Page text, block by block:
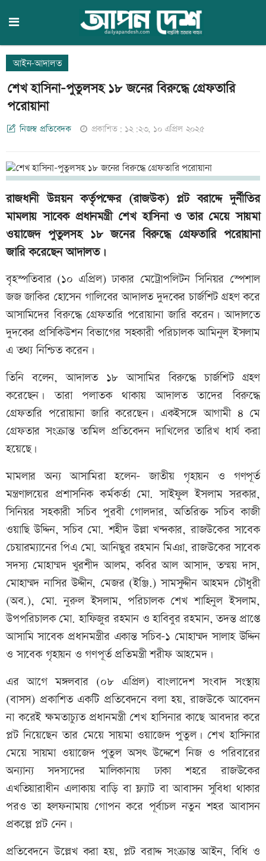
আইন-আদালত
শেখ হাসিনা-পুতুলসহ ১৮ জনের বিরুদ্ধে গ্রেফতারি
পরোয়ানা
নিজস্ব প্রতিবেদক প্রকাশিত: ১২:২৩, ১০ এপ্রিল ২০২৫
রাজধানী উন্নয়ন কর্তৃপক্ষের (রাজউক) প্লট বরাদ্দে দুর্নীতির
মামলায় সাবেক প্রধানমন্ত্রী শেখ হাসিনা ও তার মেয়ে সায়মা
ওয়াজেদ পুতুলসহ ১৮ জনের বিরুদ্ধে গ্রেফতারি পরোয়ানা
জারি করেছেন আদালত।
বৃহস্পতিবার (১০ এপ্রিল) ঢাকার মেট্রোপলিটন সিনিয়র স্পেশাল
জজ জাকির হোসেন গালিবের আদালত দুদকের চার্জশিট গ্রহণ করে
আসামিদের বিরুদ্ধে গ্রেফতারি পরোয়ানা জারি করেন। আদালতে
দুদকের প্রসিকিউশন বিভাগের সহকারী পরিচালক আমিনুল ইসলাম
এ তথ্য নিশ্চিত করেন।
তিনি বলেন, আদালত ১৮ আসামির বিরুদ্ধে চার্জশিট গ্রহণ
করেছেন। তারা পলাতক থাকায় আদালত তাদের বিরুদ্ধে
গ্রেফতারি পরোয়ানা জারি করেছেন। একইসঙ্গে আগামী ৪ মে
গ্রেফতার সংক্রান্ত তামিল প্রতিবেদন দাখিলের তারিখ ধার্য করা
হয়েছে।
মামলার অন্য আসামিরা হলেন- জাতীয় গৃহায়ন ও গণপূর্ত
মন্ত্রণালয়ের প্রশাসনিক কর্মকর্তা মো. সাইফুল ইসলাম সরকার,
সিনিয়র সহকারী সচিব পুরবী গোলদার, অতিরিক্ত সচিব কাজী
ওয়াছি উদ্দিন, সচিব মো. শহীদ উল্লা খন্দকার, রাজউকের সাবেক
চেয়ারম্যানের পিএ মো. আনিছুর রহমান মিঞা, রাজউকের সাবেক
সদস্য মোহাম্মদ খুরশীদ আলম, কবির আল আসাদ, তন্ময় দাস,
মোহাম্মদ নাসির উদ্দীন, মেজর (ইঞ্জি.) সামসুদ্দীন আহমদ চৌধুরী
(অব.), মো. নুরুল ইসলাম, পরিচালক শেখ শাহিনুল ইসলাম,
উপপরিচালক মো. হাফিজুর রহমান ও হাবিবুর রহমান, তদন্ত প্রাপ্তে
আসামি সাবেক প্রধানমন্ত্রীর একান্ত সচিব-১ মোহাম্মদ সালাহ উদ্দিন
ও সাবেক গৃহায়ন ও গণপূর্ত প্রতিমন্ত্রী শরীফ আহমেদ।
এর আগে মঙ্গলবার (০৮ এপ্রিল) বাংলাদেশ সংবাদ সংস্থায়
(বাসস) প্রকাশিত একটি প্রতিবেদনে বলা হয়, রাজউকে আবেদন
না করেই ক্ষমতাচ্যুত প্রধানমন্ত্রী শেখ হাসিনার কাছে আবদার করে
প্লট নিয়েছেন তার মেয়ে সায়মা ওয়াজেদ পুতুল। শেখ হাসিনার
মেয়ে সায়মা ওয়াজেদ পুতুল অসৎ উদ্দেশে নিজ ও পরিবারের
অন্যান্য সদস্যদের মালিকানায় ঢাকা শহরে রাজউকের
এখতিয়ারাধীন এলাকায় বাড়ি বা ফ্ল্যাট বা আবাসন সুবিধা থাকার
পরও তা হলফনামায় গোপন করে পূর্বাচল নতুন শহর আবাসন
প্রকল্পে প্লট নেন।
প্রতিবেদনে উল্লেখ করা হয়, প্লট বরাদ্দ সংক্রান্ত আইন, বিধি ও